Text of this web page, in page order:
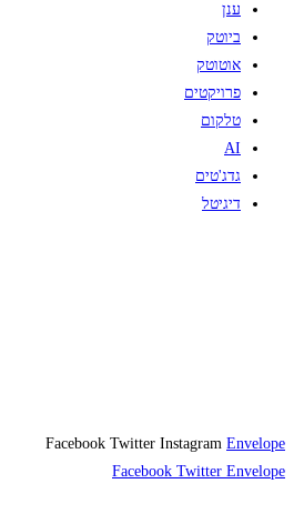
ענן
ביוטק
אוטוטק
פרויקטים
טלקום
AI
גדג'טים
דיגיטל
Facebook Twitter Instagram Envelope
Facebook Twitter Envelope